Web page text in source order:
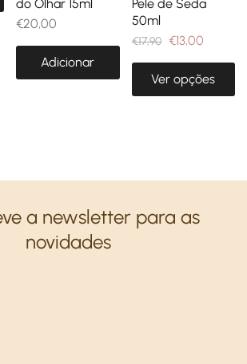
do Olhar 15ml
€20,00
Adicionar
Pele de Seda
50ml
€17,90 €13,00
Ver opções
a newsletter para as
novidades